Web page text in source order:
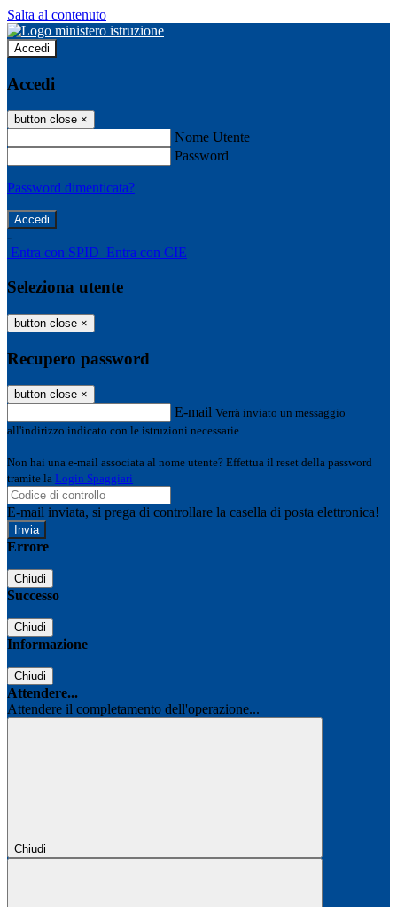
Salta al contenuto
Accedi
Accedi
button close ×
Nome Utente
Password
Password dimenticata?
-
Entra con SPID Entra con CIE
Seleziona utente
button close ×
Recupero password
button close ×
E-mail Verrà inviato un messaggio
all'indirizzo indicato con le istruzioni necessarie.
Non hai una e-mail associata al nome utente? Effettua il reset della password
tramite la Login Spaggiari
E-mail inviata, si prega di controllare la casella di posta elettronica!
Errore
Chiudi
Successo
Chiudi
Informazione
Chiudi
Attendere...
Attendere il completamento dell'operazione...
Chiudi